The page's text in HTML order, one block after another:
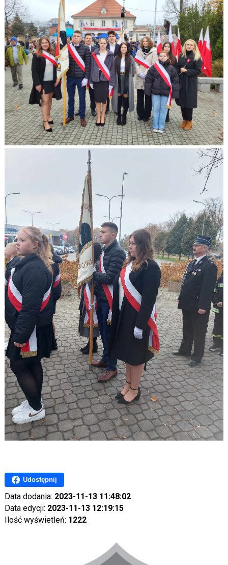
Udostępnij
Data dodania: 2023-11-13 11:48:02
Data edycji: 2023-11-13 12:19:15
Ilość wyświetleń: 1222